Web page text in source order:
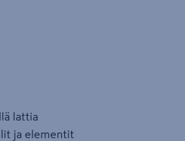
lattia
ja elementit